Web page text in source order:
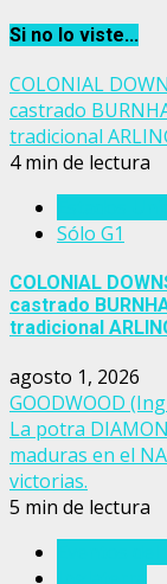
Si no lo viste...
COLONIAL
castrado
tradicional
4 min de lectura
Sólo G1
COLONIAL
castrado
tradicional
agosto 1, 2026
GOODWOOD
La potra
maduras en el
victorias.
5 min de lectura